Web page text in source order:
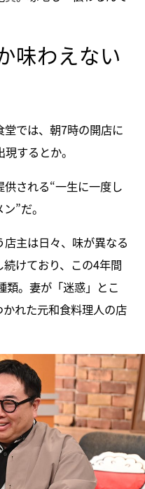
味わえない
では、朝7時の開店に
するとか。
される“一生に一度し
”だ。
店主は日々、味が異なる
けており、この4年間
類。妻が「迷惑」とこ
れた元和食料理人の店